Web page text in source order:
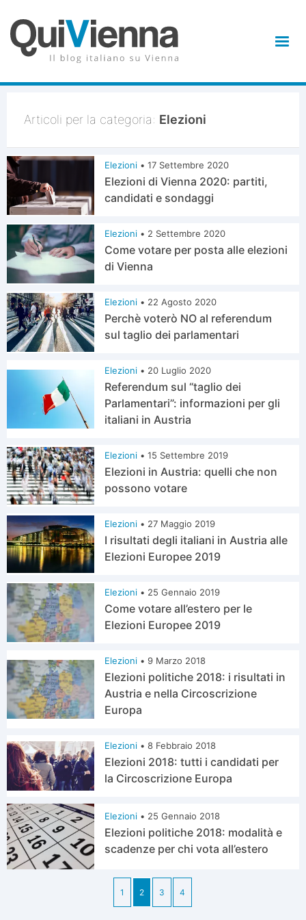
Articoli per la categoria: Elezioni
Elezioni • 17 Settembre 2020
Elezioni di Vienna 2020: partiti,
candidati e sondaggi
Elezioni • 2 Settembre 2020
Come votare per posta alle elezioni
di Vienna
Elezioni • 22 Agosto 2020
Perchè voterò NO al referendum
sul taglio dei parlamentari
Elezioni • 20 Luglio 2020
Referendum sul “taglio dei
Parlamentari”: informazioni per gli
italiani in Austria
Elezioni • 15 Settembre 2019
Elezioni in Austria: quelli che non
possono votare
Elezioni • 27 Maggio 2019
I risultati degli italiani in Austria alle
Elezioni Europee 2019
Elezioni • 25 Gennaio 2019
Come votare all’estero per le
Elezioni Europee 2019
Elezioni • 9 Marzo 2018
Elezioni politiche 2018: i risultati in
Austria e nella Circoscrizione
Europa
Elezioni • 8 Febbraio 2018
Elezioni 2018: tutti i candidati per
la Circoscrizione Europa
Elezioni • 25 Gennaio 2018
Elezioni politiche 2018: modalità e
scadenze per chi vota all’estero
1 2 3 4